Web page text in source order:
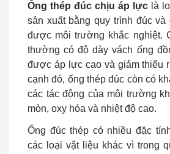
Ống thép đúc chịu áp lực là
sản xuất bằng quy trình đúc và
được môi trường khắc nghiệt.
thường có độ dày vách ống
được áp lực cao và giảm thiểu
cạnh đó, ống thép đúc còn có
các tác động của môi trường
mòn, oxy hóa và nhiệt độ cao.
Ống đúc thép có nhiều đặc
các loại vật liệu khác vì trong